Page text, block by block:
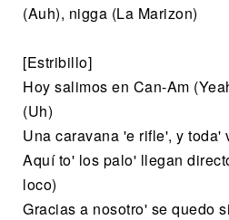
(Auh), nigga (La Marizon)
[Estribillo]
Hoy salimos en Can-Am
(Uh)
Una caravana 'e rifle', y toda'
Aquí to' los palo' llegan
loco)
Gracias a nosotro' se quedo